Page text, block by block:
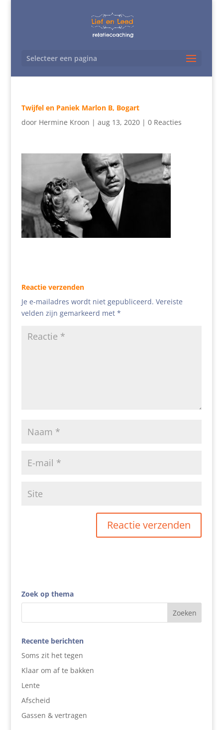
Selecteer een pagina
Twijfel en Paniek Marlon B, Bogart
door Hermine Kroon | aug 13, 2020| 0 Reacties
Reactie verzenden
Je e-mailadres wordt niet gepubliceerd. Vereiste
velden zijn gemarkeerd met *
Zoek op thema
Recente berichten
Soms zit het tegen
Klaar om af te bakken
Lente
Afscheid
Gassen & vertragen